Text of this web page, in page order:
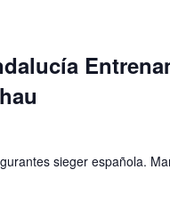
sieger española.